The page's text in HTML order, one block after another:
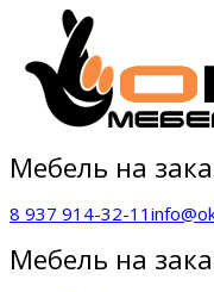
Мебель на
8 937 914-32-11
Мебель на